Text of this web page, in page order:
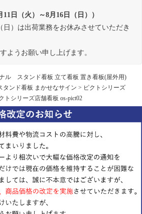
日（火）～8月16日（日））
日）は出荷業務をお休みさせていただき
ようお願い申し上げます。
ル スタンド看板 立て看板 置き看板(屋外用)
ンド看板 まかせなサイン
ピクトシリーズ
トシリーズ店舗看板 os-pict02